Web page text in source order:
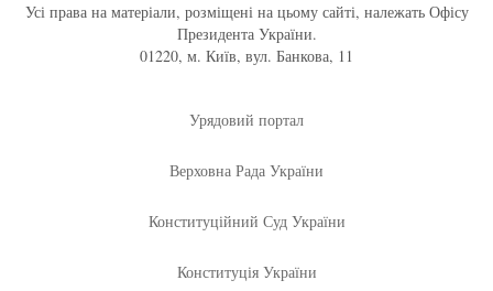
Усі права на матеріали, розміщені на цьому сайті, належать Офісу
Президента України.
01220, м. Київ, вул. Банкова, 11
Урядовий портал
Верховна Рада України
Конституційний Суд України
Конституція України